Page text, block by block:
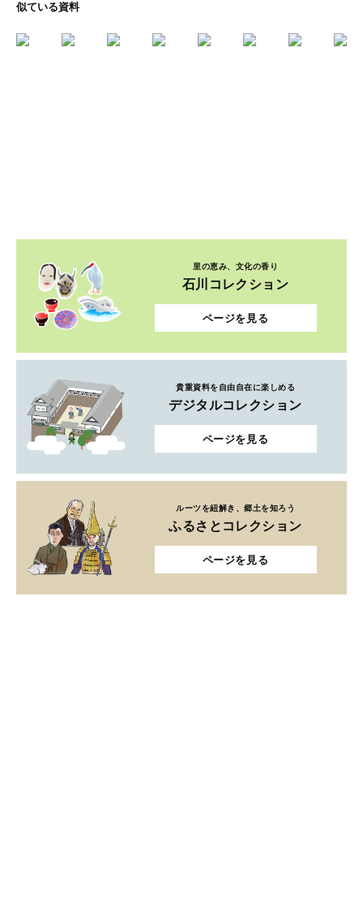
似ている資料
里の恵み、文化の香り
石川コレクション
ページを見る
貴重資料を自由自在に楽しめる
デジタルコレクション
ページを見る
ルーツを紐解き、郷土を知ろう
ふるさとコレクション
ページを見る